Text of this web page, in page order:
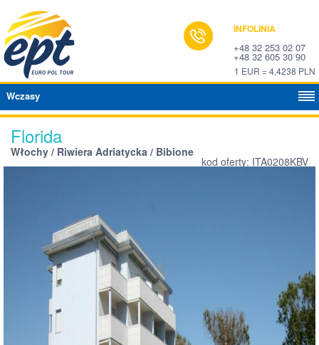
INFOLINIA
+48 32 253 02 07
+48 32 605 30 90
1 EUR = 4,4238 PLN
Wczasy
Florida
Włochy / Riwiera Adriatycka / Bibione
kod oferty: ITA0208KBV